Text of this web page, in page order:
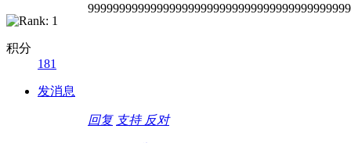
积分
181
发消息
回复 支持 反对